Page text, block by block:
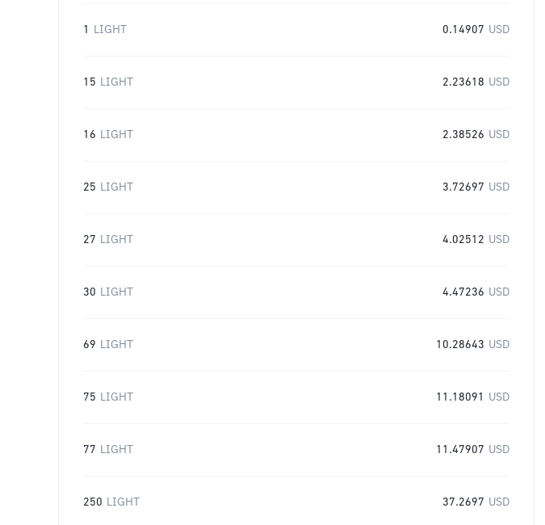
1 LIGHT 0.14907 USD
15 LIGHT 2.23618 USD
16 LIGHT 2.38526 USD
25 LIGHT 3.72697 USD
27 LIGHT 4.02512 USD
30 LIGHT 4.47236 USD
69 LIGHT 10.28643 USD
75 LIGHT 11.18091 USD
77 LIGHT 11.47907 USD
250 LIGHT 37.2697 USD